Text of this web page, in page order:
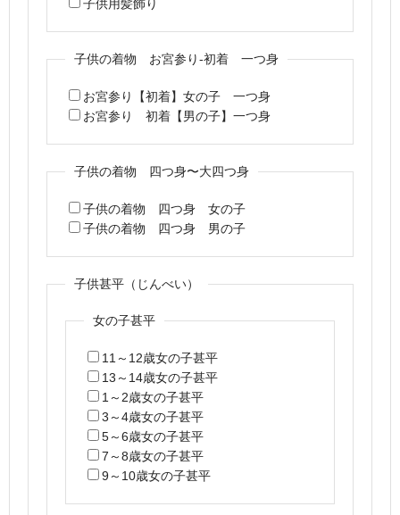
子供用髪飾り
子供の着物 お宮参り-初着 一つ身
お宮参り【初着】女の子 一つ身
お宮参り 初着【男の子】一つ身
子供の着物 四つ身〜大四つ身
子供の着物 四つ身 女の子
子供の着物 四つ身 男の子
子供甚平（じんべい）
女の子甚平
11～12歳女の子甚平
13～14歳女の子甚平
1～2歳女の子甚平
3～4歳女の子甚平
5～6歳女の子甚平
7～8歳女の子甚平
9～10歳女の子甚平